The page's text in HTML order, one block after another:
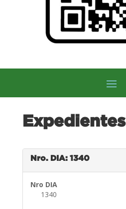
Expedientes
Nro. DIA: 1340
Nro DIA
1340